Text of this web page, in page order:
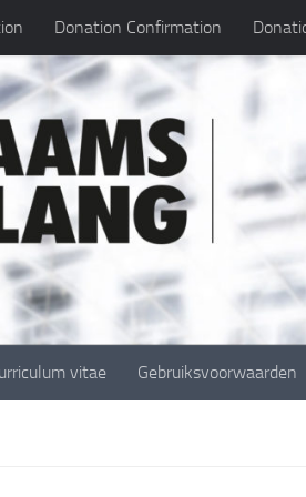
Donation Confirmation
vitae Gebruiksvoorwaarden